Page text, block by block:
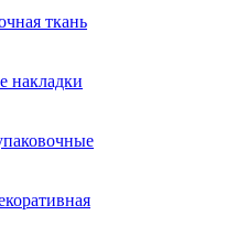
ткань
накладки